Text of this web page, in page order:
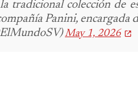
tradicional colección de
Panini, encargada
May 1, 2026